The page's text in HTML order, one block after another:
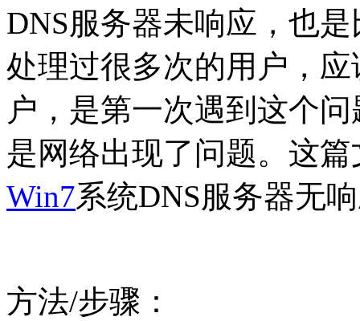
DNS服务器未响应，也
处理过很多次的用户，
户，是第一次遇到这个
是网络出现了问题。这
Win7系统DNS服务器无
方法/步骤：